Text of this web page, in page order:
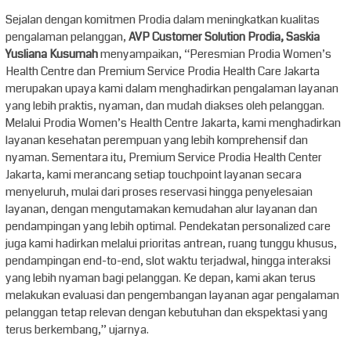
Sejalan dengan komitmen Prodia dalam meningkatkan kualitas
pengalaman pelanggan,AVP Customer Solution Prodia, Saskia
Yusliana Kusumahmenyampaikan, “Peresmian Prodia Women’s
Health Centre dan Premium Service Prodia Health Care Jakarta
merupakan upaya kami dalam menghadirkan pengalaman layanan
yang lebih praktis, nyaman, dan mudah diakses oleh pelanggan.
Melalui Prodia Women’s Health Centre Jakarta, kami menghadirkan
layanan kesehatan perempuan yang lebih komprehensif dan
nyaman. Sementara itu, Premium Service Prodia Health Center
Jakarta, kami merancang setiap touchpoint layanan secara
menyeluruh, mulai dari proses reservasi hingga penyelesaian
layanan, dengan mengutamakan kemudahan alur layanan dan
pendampingan yang lebih optimal. Pendekatan personalized care
juga kami hadirkan melalui prioritas antrean, ruang tunggu khusus,
pendampingan end-to-end, slot waktu terjadwal, hingga interaksi
yang lebih nyaman bagi pelanggan. Ke depan, kami akan terus
melakukan evaluasi dan pengembangan layanan agar pengalaman
pelanggan tetap relevan dengan kebutuhan dan ekspektasi yang
terus berkembang,” ujarnya.